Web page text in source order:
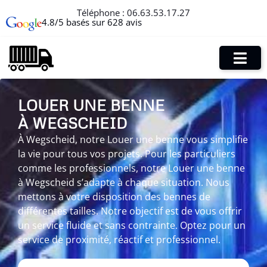
Téléphone : 06.63.53.17.27
4.8/5 basés sur 628 avis
LOUER UNE BENNE
À WEGSCHEID
À Wegscheid, notre Louer une benne vous simplifie
la vie pour tous vos projets. Pour les particuliers
comme les professionnels, notre Louer une benne
à Wegscheid s’adapte à chaque situation. Nous
mettons à votre disposition des bennes de
différentes tailles. Notre objectif est de vous offrir
un service fluide et sans contrainte. Optez pour un
service de proximité, réactif et professionnel.